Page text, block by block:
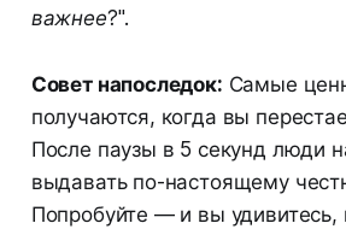
важнее?".
Совет напоследок: Самые
получаются, когда вы
После паузы в 5 секунд люди
выдавать по-настоящему
Попробуйте — и вы удивитесь,